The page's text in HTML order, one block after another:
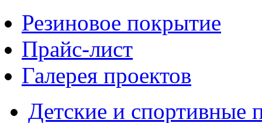
Резиновое покрытие
Прайс-лист
Галерея проектов
Детские и спортивные